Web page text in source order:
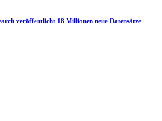
veröffentlicht 18 Millionen neue Datensätze